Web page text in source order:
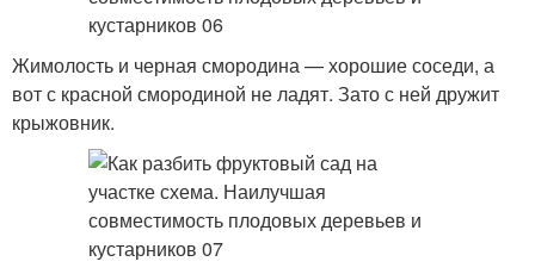
Жимолость и черная смородина — хорошие соседи, а
вот с красной смородиной не ладят. Зато с ней дружит
крыжовник.